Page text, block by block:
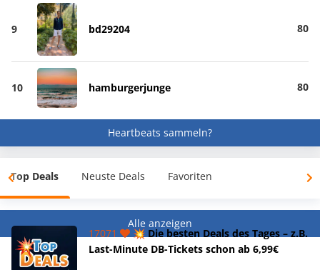
9 bd29204 80
10 hamburgerjunge 80
Heartbeats sammeln?
Top Deals Neuste Deals Favoriten
Alle anzeigen
17071
💥 Die besten Deals des Tages – z.B.
Last-Minute DB-Tickets schon ab 6,99€